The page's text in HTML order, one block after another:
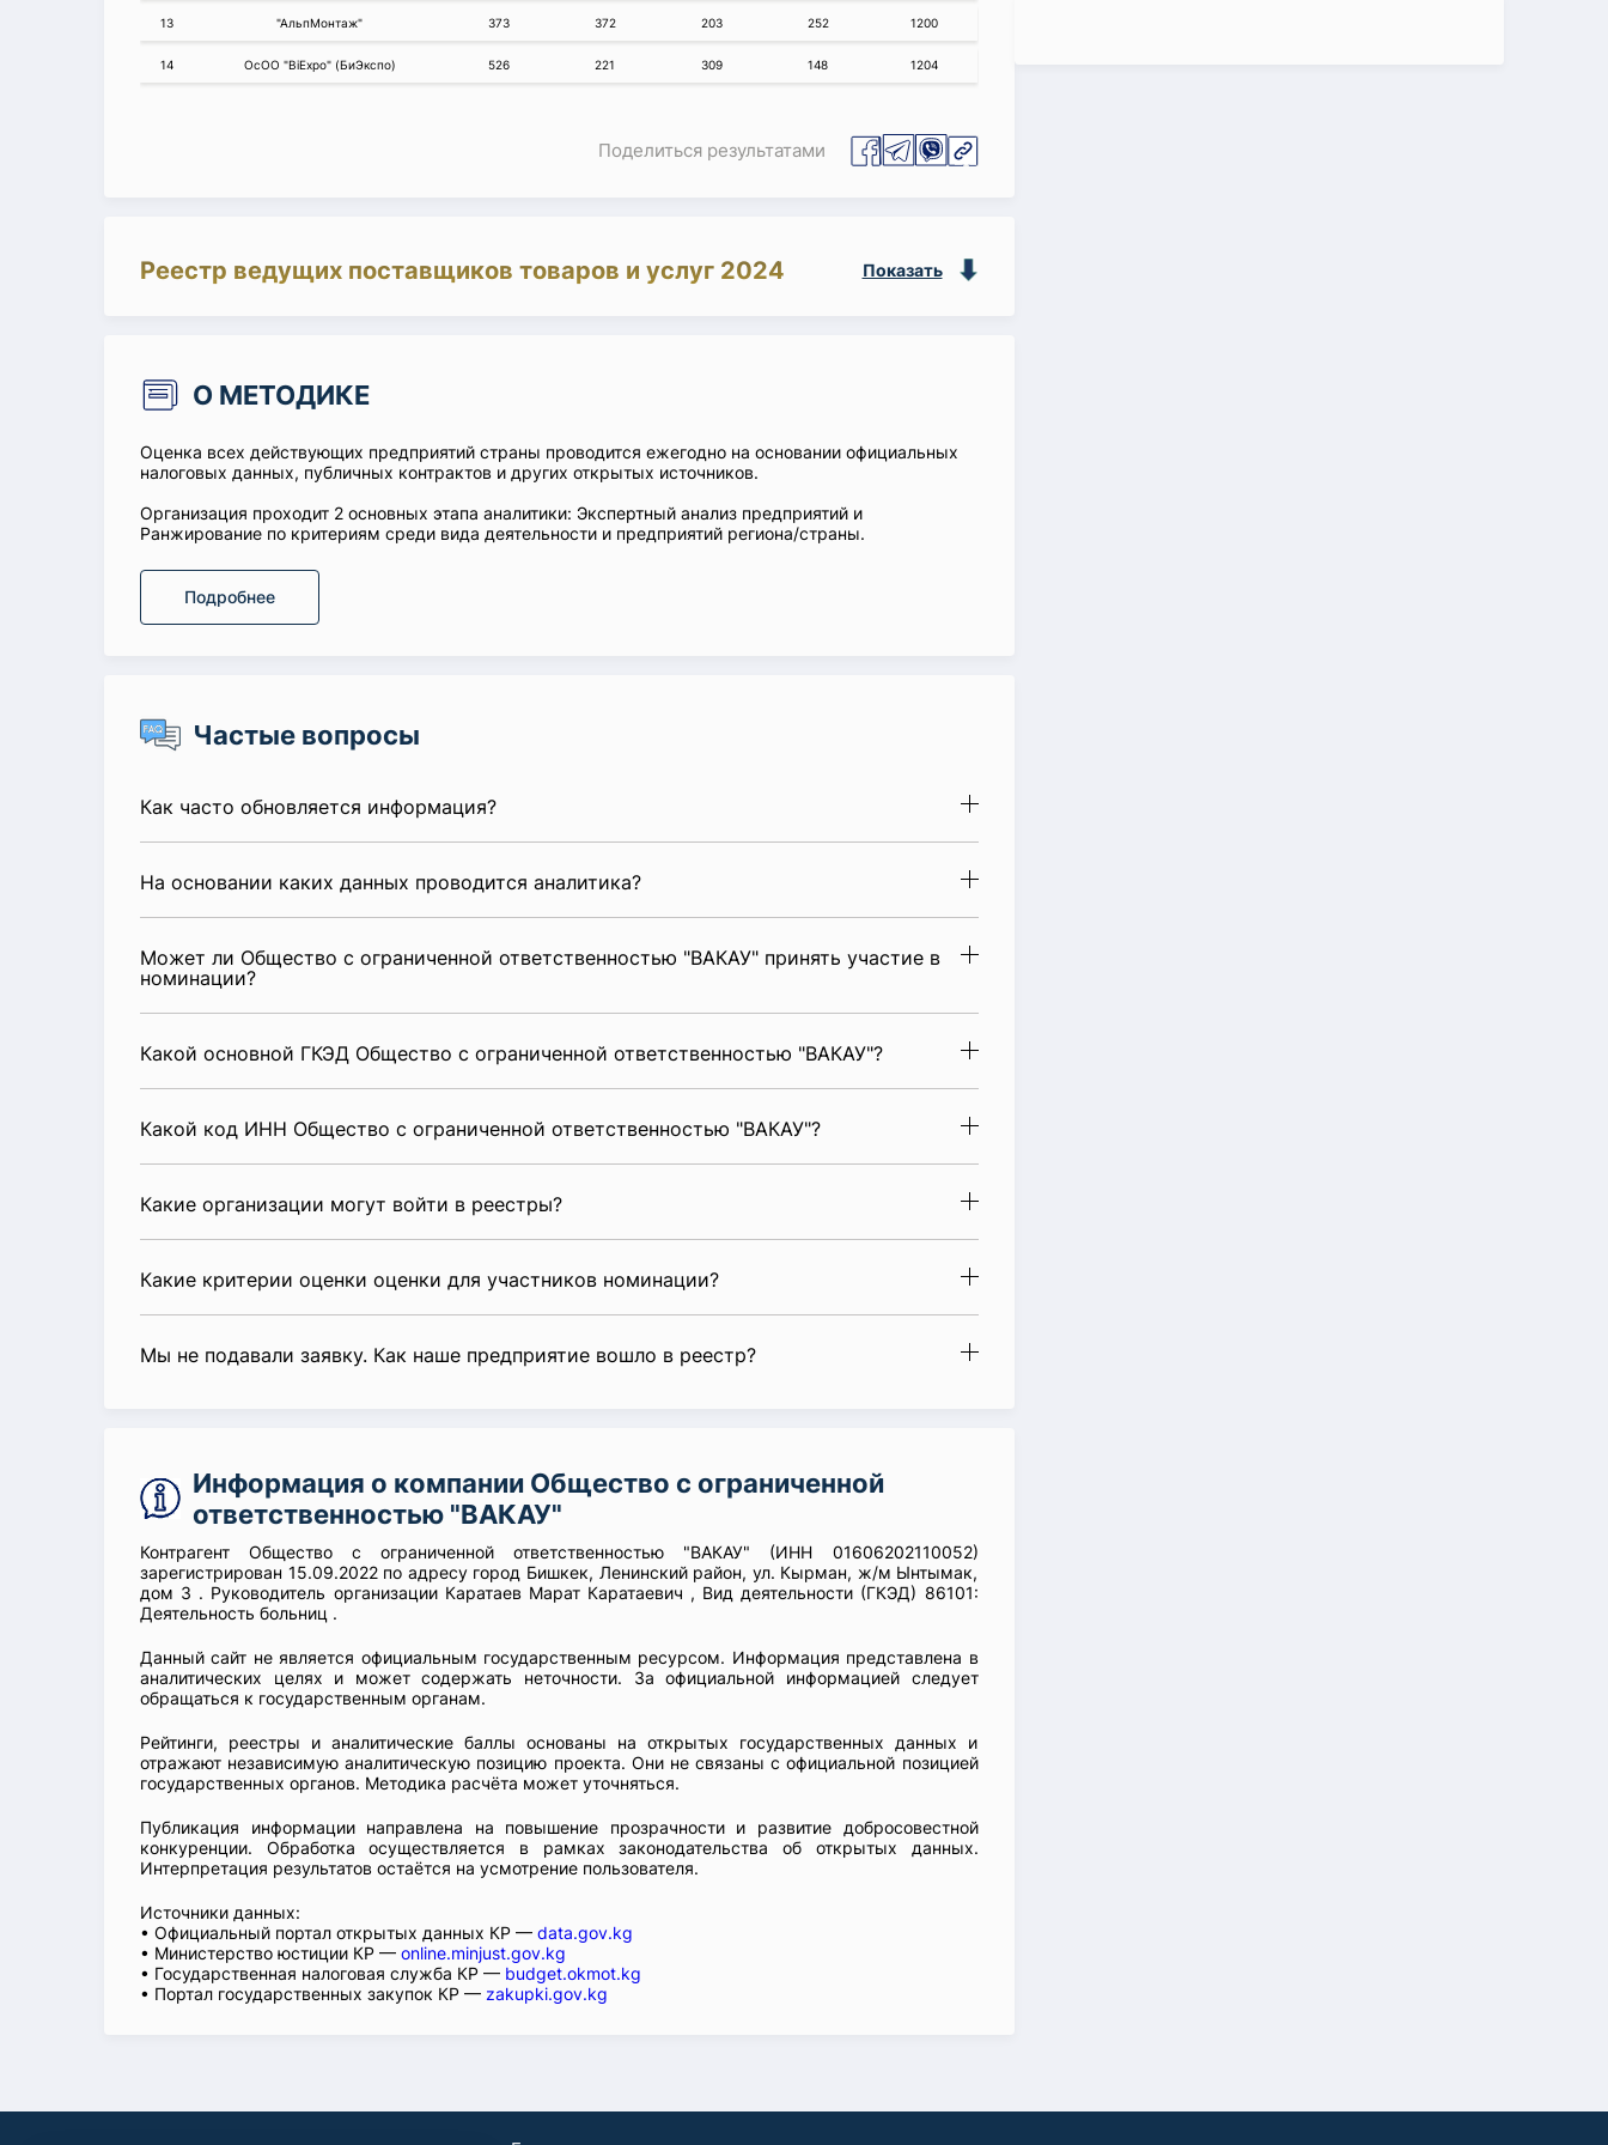
13 "АльпМонтаж" 373 372 203 252 1200
14 ОсОО "BiExpo" (БиЭкспо) 526 221 309 148 1204
Поделиться результатами
Реестр ведущих поставщиков товаров и услуг 2024 Показать
О МЕТОДИКЕ
Оценка всех действующих предприятий страны проводится ежегодно на основании официальных
налоговых данных, публичных контрактов и других открытых источников.
Организация проходит 2 основных этапа аналитики: Экспертный анализ предприятий и
Ранжирование по критериям среди вида деятельности и предприятий региона/страны.
Подробнее
Частые вопросы
Как часто обновляется информация?
На основании каких данных проводится аналитика?
Может ли Общество с ограниченной ответственностью "ВАКАУ" принять участие в
номинации?
Какой основной ГКЭД Общество с ограниченной ответственностью "ВАКАУ"?
Какой код ИНН Общество с ограниченной ответственностью "ВАКАУ"?
Какие организации могут войти в реестры?
Какие критерии оценки оценки для участников номинации?
Мы не подавали заявку. Как наше предприятие вошло в реестр?
Информация о компании Общество с ограниченной
ответственностью "ВАКАУ"
Контрагент Общество с ограниченной ответственностью "ВАКАУ" (ИНН 01606202110052)
зарегистрирован 15.09.2022 по адресу город Бишкек, Ленинский район, ул. Кырман, ж/м Ынтымак,
дом 3 . Руководитель организации Каратаев Марат Каратаевич , Вид деятельности (ГКЭД) 86101:
Деятельность больниц .
Данный сайт не является официальным государственным ресурсом. Информация представлена в
аналитических целях и может содержать неточности. За официальной информацией следует
обращаться к государственным органам.
Рейтинги, реестры и аналитические баллы основаны на открытых государственных данных и
отражают независимую аналитическую позицию проекта. Они не связаны с официальной позицией
государственных органов. Методика расчёта может уточняться.
Публикация информации направлена на повышение прозрачности и развитие добросовестной
конкуренции. Обработка осуществляется в рамках законодательства об открытых данных.
Интерпретация результатов остаётся на усмотрение пользователя.
Источники данных:
• Официальный портал открытых данных КР — data.gov.kg
• Министерство юстиции КР — online.minjust.gov.kg
• Государственная налоговая служба КР — budget.okmot.kg
• Портал государственных закупок КР — zakupki.gov.kg